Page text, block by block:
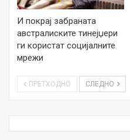
И покрај забраната
австралиските тинејџери
ги користат социјалните
мрежи
ПРЕТХОДНО СЛЕДНО